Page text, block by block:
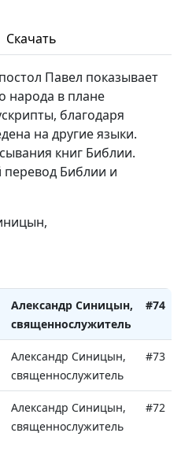
Скачать
Павел показывает
народа в плане
благодаря
на другие языки.
книг Библии.
перевод Библии и
Александр Синицын,
священнослужитель
Александр Синицын,
Александр Синицын,
священнослужитель
#74
Александр Синицын,
священнослужитель
#73
Александр Синицын,
священнослужитель
#72